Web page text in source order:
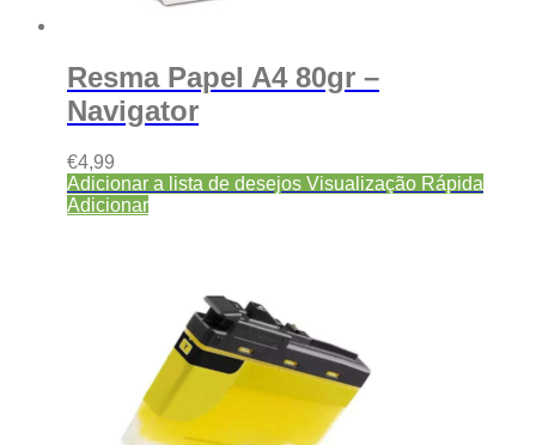
Resma Papel A4 80gr –
Navigator
€4,99
Adicionar a lista de desejos Visualização Rápida
Adicionar